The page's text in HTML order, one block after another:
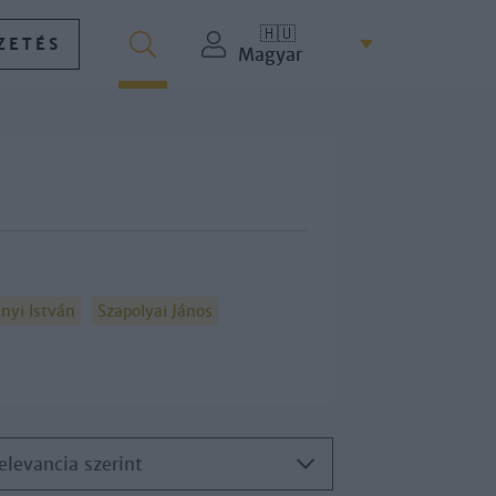
🇭🇺
Magyar
István
Szapolyai János
szerint